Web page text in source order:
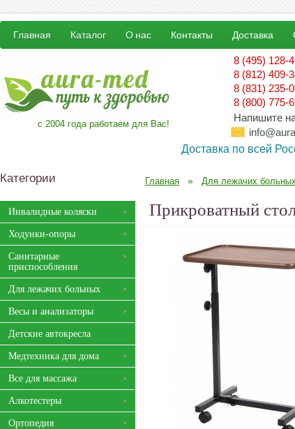
Главная Каталог О нас Контакты Доставка
с 2004 года работаем для Вас!
8 (495) 128-
8 (812) 409-
8 (831) 235-
8 (800) 775-
Напишите
Доставка по всей
Категории
Инвалидные коляски
Ходунки-опоры
Санитарные
приспособления
Для лежачих больных
Весы и анализаторы
Детские автокресла
Медтехника для дома
Все для массажа
Алкотестеры
Ортопедия
Главная » Для лежачих
Прикроватный